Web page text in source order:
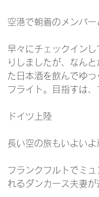
空港で朝着のメンバー
早々にチェックイン
りしましたが、なん
た日本酒を飲んでゆ
フライト。目指すは、
ドイツ上陸
長い空の旅もいよい
フランクフルトでミ
れるダンカース夫妻が